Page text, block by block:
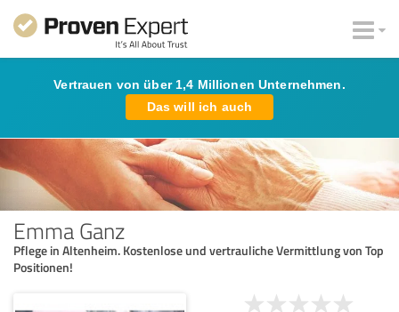
Vertrauen von über 1,4 Millionen Unternehmen.
Das will ich auch
Emma Ganz
Pflege in Altenheim. Kostenlose und vertrauliche Vermittlung von Top
Positionen!